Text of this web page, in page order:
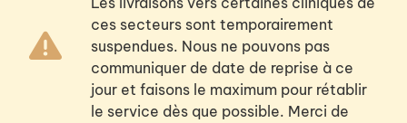
ces secteurs sont temporairement
suspendues. Nous ne pouvons pas
communiquer de date de reprise à ce
jour et faisons le maximum pour rétablir
le service dès que possible. Merci de